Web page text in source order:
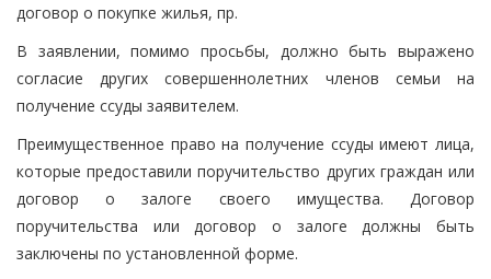
договор о покупке жилья, пр.
В заявлении, помимо просьбы, должно быть выражено
согласие других совершеннолетних членов семьи на
получение ссуды заявителем.
Преимущественное право на получение ссуды имеют лица,
которые предоставили поручительство других граждан или
договор о залоге своего имущества. Договор
поручительства или договор о залоге должны быть
заключены по установленной форме.